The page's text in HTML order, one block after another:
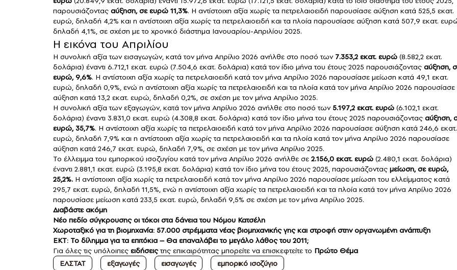
παρουσιάζοντας αύξηση, σε ευρώ 11,3%. Η αντίστοιχη αξία χωρίς τα πετρελαιοειδή παρουσίασε αύξηση κατά 525,5 εκατ.
ευρώ, δηλαδή 4,2% και η αντίστοιχη αξία χωρίς τα πετρελαιοειδή και τα πλοία παρουσίασε αύξηση κατά 507,9 εκατ.
δηλαδή 4,1%, σε σχέση με το χρονικό διάστημα Ιανουαρίου-Απριλίου 2025.
Η εικόνα του Απριλίου
Η συνολική αξία των εισαγωγών, κατά τον μήνα Απρίλιο 2026 ανήλθε στο ποσό των 7.353,2 εκατ. ευρώ (8.582,2 εκατ.
δολάρια) έναντι 6.712,1 εκατ. ευρώ (7.504,6 εκατ. δολάρια) κατά τον ίδιο μήνα του έτους 2025 παρουσιάζοντας αύξηση,
ευρώ, 9,6%. Η αντίστοιχη αξία χωρίς τα πετρελαιοειδή κατά τον μήνα Απρίλιο 2026 παρουσίασε μείωση κατά 49,1 εκατ.
ευρώ, δηλαδή 0,9%, ενώ η αντίστοιχη αξία χωρίς τα πετρελαιοειδή και τα πλοία κατά τον μήνα Απρίλιο 2026 παρουσίασε
αύξηση κατά 13,2 εκατ. ευρώ, δηλαδή 0,2%, σε σχέση με τον μήνα Απρίλιο 2025.
Η συνολική αξία των εξαγωγών, κατά τον μήνα Απρίλιο 2026 ανήλθε στο ποσό των 5.197,2 εκατ. ευρώ (6.102,1 εκατ.
δολάρια) έναντι 3.831,0 εκατ. ευρώ (4.308,8 εκατ. δολάρια) κατά τον ίδιο μήνα του έτους 2025 παρουσιάζοντας αύξηση,
ευρώ, 35,7%. Η αντίστοιχη αξία χωρίς τα πετρελαιοειδή κατά τον μήνα Απρίλιο 2026 παρουσίασε αύξηση κατά 246,6 εκατ.
ευρώ, δηλαδή 7,9% και η αντίστοιχη αξία χωρίς τα πετρελαιοειδή και τα πλοία κατά τον μήνα Απρίλιο 2026 παρουσίασε
αύξηση κατά 246,7 εκατ. ευρώ, δηλαδή 7,9%, σε σχέση με τον μήνα Απρίλιο 2025.
Το έλλειμμα του εμπορικού ισοζυγίου κατά τον μήνα Απρίλιο 2026 ανήλθε σε 2.156,0 εκατ. ευρώ (2.480,1 εκατ. δολάρια)
έναντι 2.881,1 εκατ. ευρώ (3.195,8 εκατ. δολάρια) κατά τον ίδιο μήνα του έτους 2025, παρουσιάζοντας μείωση, σε ευρώ,
25,2%. Η αντίστοιχη αξία χωρίς τα πετρελαιοειδή κατά τον μήνα Απρίλιο 2026 παρουσίασε μείωση του ελλείμματος κατά
295,7 εκατ. ευρώ, δηλαδή 11,5%, ενώ η αντίστοιχη αξία χωρίς τα πετρελαιοειδή και τα πλοία κατά τον μήνα Απρίλιο 2026
παρουσίασε μείωση κατά 233,5 εκατ. ευρώ, δηλαδή 9,5% σε σχέση με τον μήνα Απρίλιο 2025.
Διαβάστε ακόμη
Νέο πεδίο σύγκρουσης οι τόκοι στα δάνεια του Νόμου Κατσέλη
Χωροταξικό για τη βιομηχανία: 57.000 στρέμματα νέας βιομηχανικής γης και στροφή στην οργανωμένη ανάπτυξη
ΕΚΤ: Το δίλημμα για τα επιτόκια – Θα επαναλάβει το μεγάλο λάθος του 2011;
Για όλες τις υπόλοιπες ειδήσειςτης επικαιρότητας μπορείτε να επισκεφτείτε το Πρώτο Θέμα
ΕΛΣΤΑΤ
εξαγωγές εισαγωγές εμπορικό ισοζύγιο